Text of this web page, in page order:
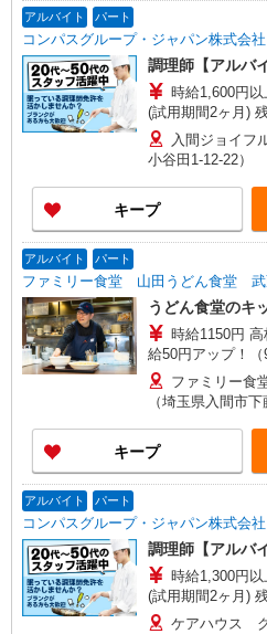
アルバイト パート
コンパスグループ・ジャパン株式会
調理師【アルバ
時給1,600円以上 試用期間中 時給1,600
(試用期間2ヶ月) 残業が発生した場合、残業代を1
分単位で別途支給
入間ジョイフ
小谷田1-12-22）
キープ
アルバイト パート
ファミリー食堂 山田うどん食堂 武
うどん食堂のキ
時給1150円 高校生／時給1150円 日・祝日は時
給50円アップ！（
ファミリー
（埼玉県入間市
キープ
アルバイト パート
コンパスグループ・ジャパン株式会
調理師【アルバ
時給1,300円以上 試用期間中 時給1,300
(試用期間2ヶ月) 残業が発生した場合、残業代を1
分単位で別途支給
ケアハウス